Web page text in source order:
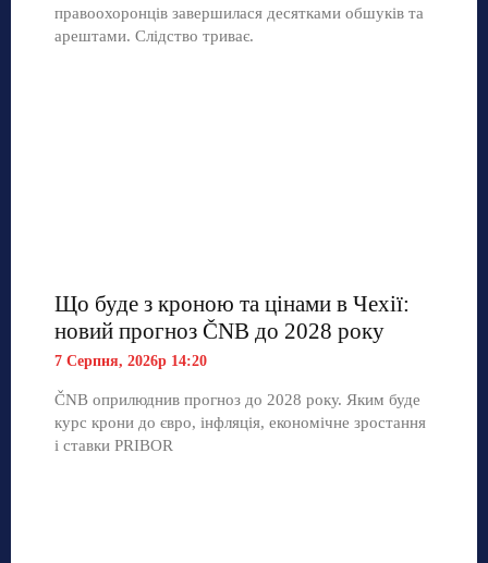
правоохоронців завершилася десятками обшуків та
арештами. Слідство триває.
Що буде з кроною та цінами в Чехії:
новий прогноз ČNB до 2028 року
7 Серпня, 2026р 14:20
ČNB оприлюднив прогноз до 2028 року. Яким буде
курс крони до євро, інфляція, економічне зростання
і ставки PRIBOR